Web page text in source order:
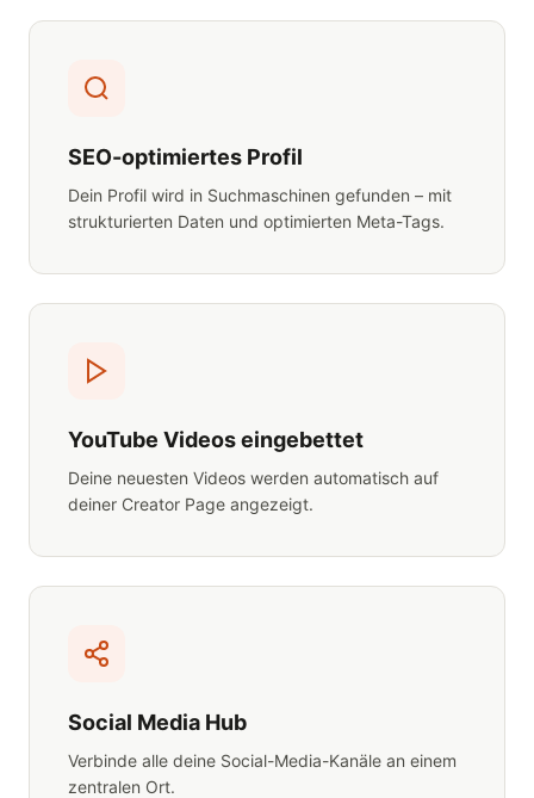
SEO-optimiertes Profil
Dein Profil wird in Suchmaschinen gefunden – mit
strukturierten Daten und optimierten Meta-Tags.
YouTube Videos eingebettet
Deine neuesten Videos werden automatisch auf
deiner Creator Page angezeigt.
Social Media Hub
Verbinde alle deine Social-Media-Kanäle an einem
zentralen Ort.